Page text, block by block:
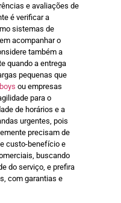
e avaliações de
é verificar a
sistemas de
acompanhar o
também a
quando a entrega
pequenas que
ou empresas
para o
de horários e a
urgentes, pois
precisam de
custo-benefício e
buscando
do serviço, e prefira
com garantias e